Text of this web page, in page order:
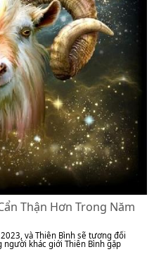
Thận Hơn Trong Năm
và Thiên Bình sẽ tương đối
khác giới Thiên Bình gặp